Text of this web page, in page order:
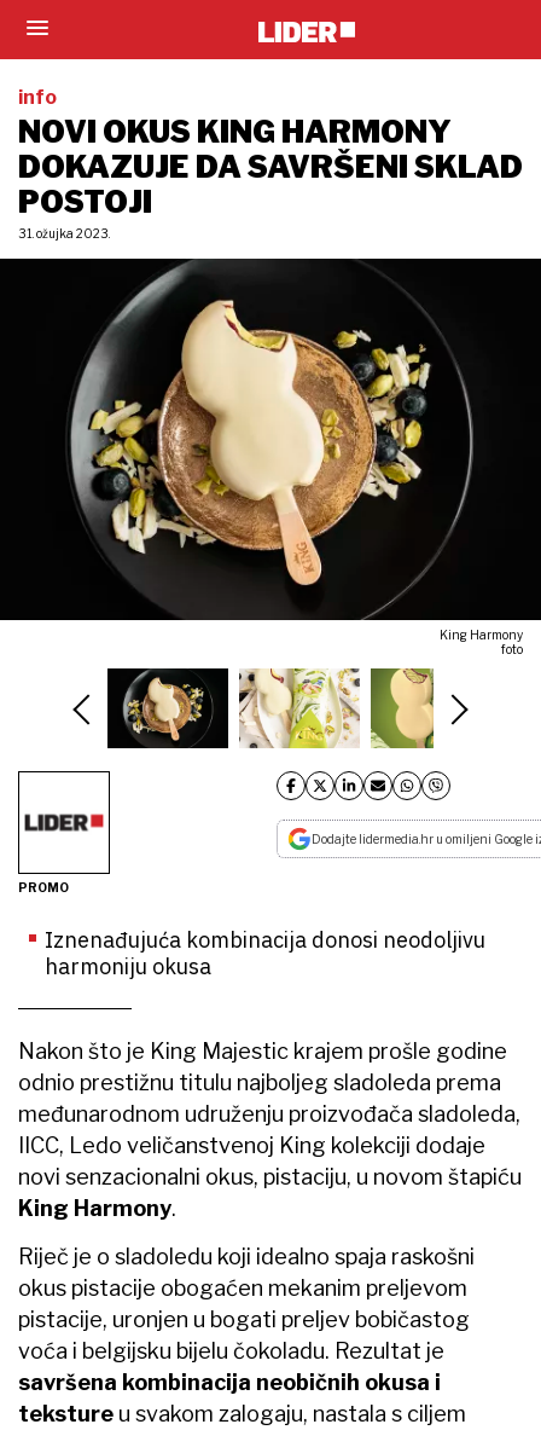
info
NOVI OKUS KING HARMONY
DOKAZUJE DA SAVRŠENI SKLAD
POSTOJI
31. ožujka 2023.
King Harmony
foto
PROMO
Dodajte lidermedia.hr u omiljeni Google
Iznenađujuća kombinacija donosi neodoljivu
harmoniju okusa
Nakon što je King Majestic krajem prošle godine
odnio prestižnu titulu najboljeg sladoleda prema
međunarodnom udruženju proizvođača sladoleda,
IICC, Ledo veličanstvenoj King kolekciji dodaje
novi senzacionalni okus, pistaciju, u novom štapiću
King Harmony.
Riječ je o sladoledu koji idealno spaja raskošni
okus pistacije obogaćen mekanim preljevom
pistacije, uronjen u bogati preljev bobičastog
voća i belgijsku bijelu čokoladu. Rezultat je
savršena kombinacija neobičnih okusa i
teksture u svakom zalogaju, nastala s ciljem